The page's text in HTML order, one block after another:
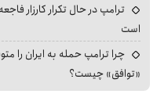
ترامپ در حال تکرار کارزار
است
چرا ترامپ حمله به ایران را
«توافق» چیست؟